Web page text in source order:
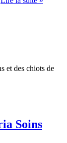
et des chiots de
Soins